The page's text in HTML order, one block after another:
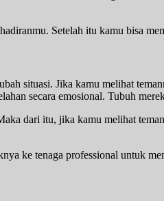
Setelah itu kamu bisa
situasi. Jika kamu melihat
secara emosional. Tubuh
dari itu, jika kamu melihat
ke tenaga professional untuk